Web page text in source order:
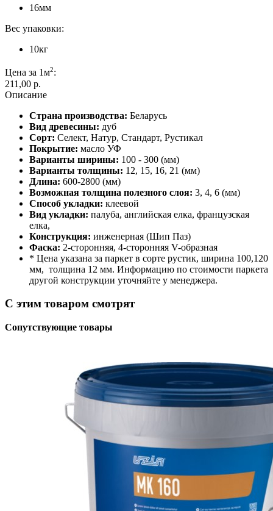
16мм
Вес упаковки:
10кг
Цена за 1м2:
211,00 p.
Описание
Страна производства: Беларусь
Вид древесины: дуб
Сорт: Cелект, Натур, Стандарт, Рустикал
Покрытие: масло УФ
Варианты ширины: 100 - 300 (мм)
Варианты толщины: 12, 15, 16, 21 (мм)
Длина: 600-2800 (мм)
Возможная толщина полезного слоя: 3, 4, 6 (мм)
Способ укладки: клеевой
Вид укладки: палуба, английская елка, французская
елка,
Конструкция: инженерная (Шип Паз)
Фаска: 2-сторонняя, 4-сторонняя V-образная
* Цена указана за паркет в сорте рустик, ширина 100,120
мм, толщина 12 мм. Информацию по стоимости паркета
другой конструкции уточняйте у менеджера.
С этим товаром смотрят
Сопутствующие товары